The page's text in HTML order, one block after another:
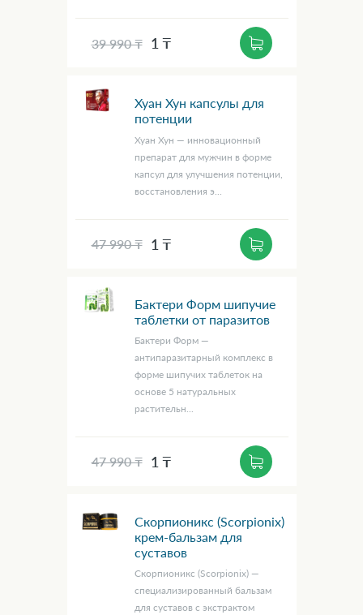
39 990 ₸ 1 ₸
Хуан Хун капсулы для
потенции
Хуан Хун — инновационный
препарат для мужчин в форме
капсул для улучшения потенции,
восстановления э...
47 990 ₸ 1 ₸
Бактери Форм шипучие
таблетки от паразитов
Бактери Форм —
антипаразитарный комплекс в
форме шипучих таблеток на
основе 5 натуральных
растительн...
47 990 ₸ 1 ₸
Скорпионикс (Scorpionix)
крем-бальзам для
суставов
Скорпионикс (Scorpionix) —
специализированный бальзам
для суставов с экстрактом